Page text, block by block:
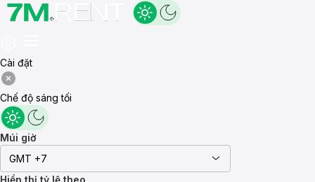
Cài đặt
Chế độ sáng tối
Múi giờ
GMT +7
Hiển thị tỷ lệ theo